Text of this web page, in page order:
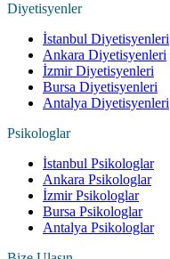
Diyetisyenler
İstanbul Diyetisyenleri
Ankara Diyetisyenleri
İzmir Diyetisyenleri
Bursa Diyetisyenleri
Antalya Diyetisyenleri
Psikologlar
İstanbul Psikologlar
Ankara Psikologlar
İzmir Psikologlar
Bursa Psikologlar
Antalya Psikologlar